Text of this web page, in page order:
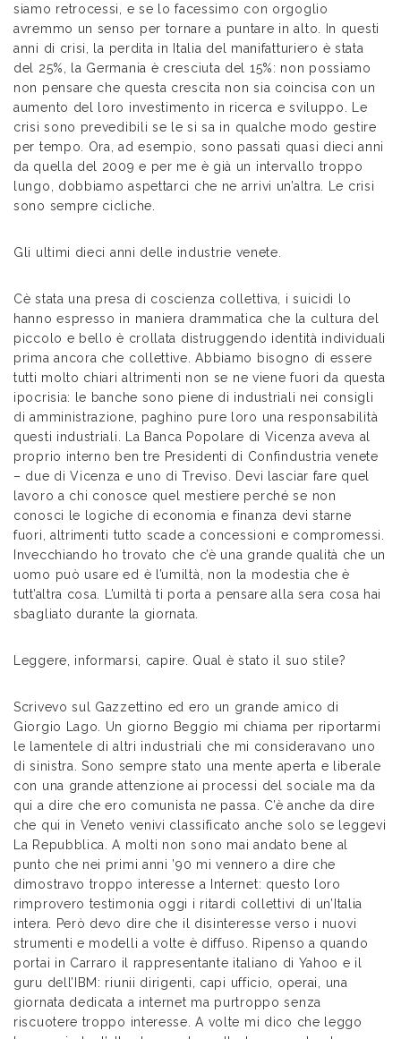
siamo retrocessi, e se lo facessimo con orgoglio
avremmo un senso per tornare a puntare in alto. In questi
anni di crisi, la perdita in Italia del manifatturiero è stata
del 25%, la Germania è cresciuta del 15%: non possiamo
non pensare che questa crescita non sia coincisa con un
aumento del loro investimento in ricerca e sviluppo. Le
crisi sono prevedibili se le si sa in qualche modo gestire
per tempo. Ora, ad esempio, sono passati quasi dieci anni
da quella del 2009 e per me è già un intervallo troppo
lungo, dobbiamo aspettarci che ne arrivi un’altra. Le crisi
sono sempre cicliche.
Gli ultimi dieci anni delle industrie venete.
Cè stata una presa di coscienza collettiva, i suicidi lo
hanno espresso in maniera drammatica che la cultura del
piccolo e bello è crollata distruggendo identità individuali
prima ancora che collettive. Abbiamo bisogno di essere
tutti molto chiari altrimenti non se ne viene fuori da questa
ipocrisia: le banche sono piene di industriali nei consigli
di amministrazione, paghino pure loro una responsabilità
questi industriali. La Banca Popolare di Vicenza aveva al
proprio interno ben tre Presidenti di Confindustria venete
– due di Vicenza e uno di Treviso. Devi lasciar fare quel
lavoro a chi conosce quel mestiere perché se non
conosci le logiche di economia e finanza devi starne
fuori, altrimenti tutto scade a concessioni e compromessi.
Invecchiando ho trovato che c’è una grande qualità che un
uomo può usare ed è l’umiltà, non la modestia che è
tutt’altra cosa. L’umiltà ti porta a pensare alla sera cosa hai
sbagliato durante la giornata.
Leggere, informarsi, capire. Qual è stato il suo stile?
Scrivevo sul Gazzettino ed ero un grande amico di
Giorgio Lago. Un giorno Beggio mi chiama per riportarmi
le lamentele di altri industriali che mi consideravano uno
di sinistra. Sono sempre stato una mente aperta e liberale
con una grande attenzione ai processi del sociale ma da
qui a dire che ero comunista ne passa. C’è anche da dire
che qui in Veneto venivi classificato anche solo se leggevi
La Repubblica. A molti non sono mai andato bene al
punto che nei primi anni ’90 mi vennero a dire che
dimostravo troppo interesse a Internet: questo loro
rimprovero testimonia oggi i ritardi collettivi di un’Italia
intera. Però devo dire che il disinteresse verso i nuovi
strumenti e modelli a volte è diffuso. Ripenso a quando
portai in Carraro il rappresentante italiano di Yahoo e il
guru dell’IBM: riunii dirigenti, capi ufficio, operai, una
giornata dedicata a internet ma purtroppo senza
riscuotere troppo interesse. A volte mi dico che leggo